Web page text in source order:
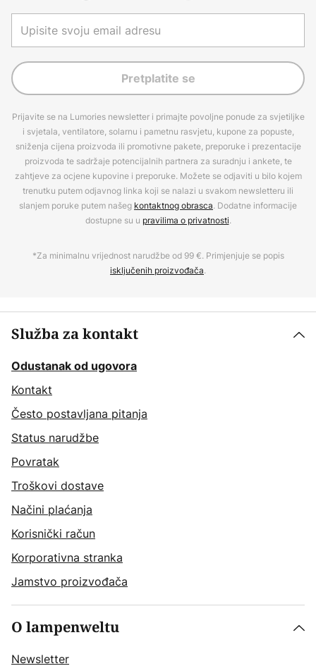
Pretplatite se
Prijavite se na Lumories newsletter i primajte povoljne ponude za svjetiljke
i svjetala, ventilatore, solarnu i pametnu rasvjetu, kupone za popuste,
sniženja cijena proizvoda ili promotivne pakete, preporuke i prezentacije
proizvoda te sadržaje potencijalnih partnera za suradnju i ankete, te
zahtjeve za ocjene kupovine i preporuke. Možete se odjaviti u bilo kojem
trenutku putem odjavnog linka koji se nalazi u svakom newsletteru ili
slanjem poruke putem našeg kontaktnog obrasca. Dodatne informacije
dostupne su u pravilima o privatnosti.
*Za minimalnu vrijednost narudžbe od 99 €. Primjenjuje se popis
isključenih proizvođača.
Služba za kontakt
Odustanak od ugovora
Kontakt
Često postavljana pitanja
Status narudžbe
Povratak
Troškovi dostave
Načini plaćanja
Korisnički račun
Korporativna stranka
Jamstvo proizvođača
O lampenweltu
Newsletter